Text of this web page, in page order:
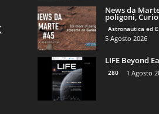
News da
poligoni,
Astronautica ed
5 Agosto 2026
LIFE Beyond
280 1 Agosto